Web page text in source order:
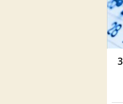
موعد إجازة المولد النبوي 2025 رسميا.. 3